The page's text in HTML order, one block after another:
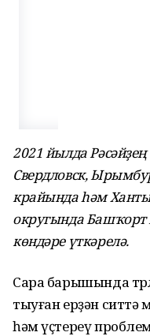
2021 йылда
Свердловск,
крайында һәм
округында Башҡорт
көндәре үткәрелә.
Сара барышында
тыуған ерҙән ситтә
һәм үҫтереү